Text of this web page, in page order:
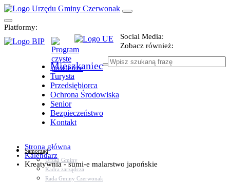
Platformy:
Social Media:
Zobacz również:
Mieszkaniec
Turysta
Przedsiębiorca
Ochrona Środowiska
Senior
Bezpieczeństwo
Kontakt
Samorząd
Urząd Gminy
Kadra zarządcza
Rada Gminy Czerwonak
Strona główna
Kalendarz
Kreatywnia - sumi-e malarstwo japońskie